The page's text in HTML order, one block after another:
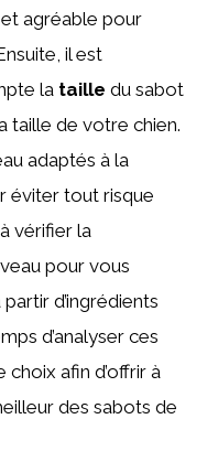
agréable pour
il est
la taille du sabot
taille de votre chien.
adaptés à la
éviter tout risque
vérifier la
pour vous
d’ingrédients
d’analyser ces
afin d’offrir à
des sabots de